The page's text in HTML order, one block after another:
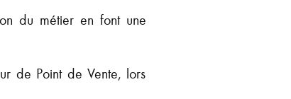
du métier en font une
de Point de Vente, lors